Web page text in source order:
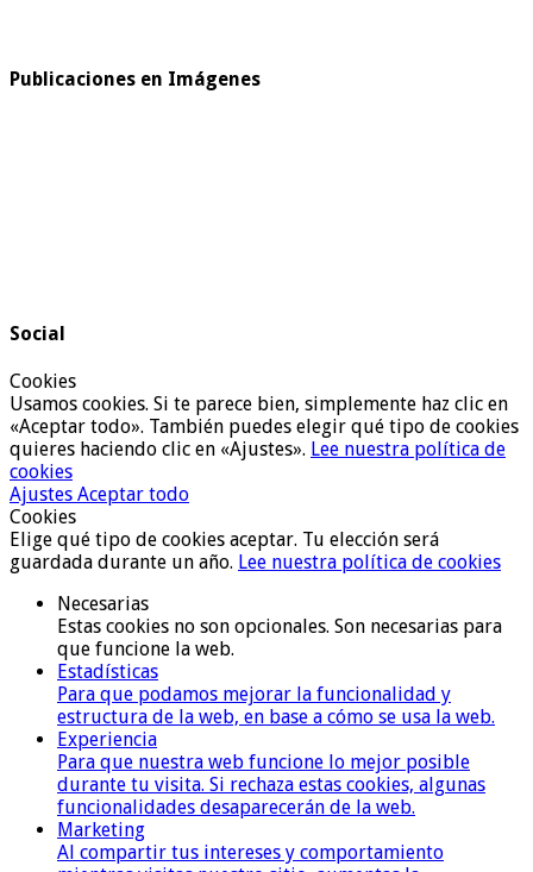
Publicaciones en Imágenes
Social
Cookies
Usamos cookies. Si te parece bien, simplemente haz clic en
«Aceptar todo». También puedes elegir qué tipo de cookies
quieres haciendo clic en «Ajustes». Lee nuestra política de
cookies
Ajustes Aceptar todo
Cookies
Elige qué tipo de cookies aceptar. Tu elección será
guardada durante un año. Lee nuestra política de cookies
Necesarias
Estas cookies no son opcionales. Son necesarias para
que funcione la web.
Estadísticas
Para que podamos mejorar la funcionalidad y
estructura de la web, en base a cómo se usa la web.
Experiencia
Para que nuestra web funcione lo mejor posible
durante tu visita. Si rechaza estas cookies, algunas
funcionalidades desaparecerán de la web.
Marketing
Al compartir tus intereses y comportamiento